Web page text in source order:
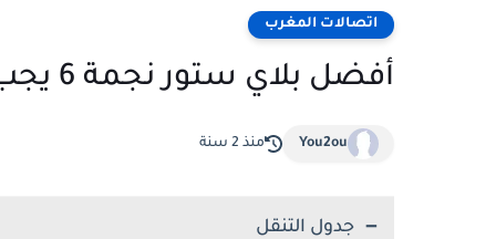
اتصالات المغرب
أفضل بلاي ستور نجمة 6 يجب أن يكون على هاتفك
You2ou منذ 2 سنة
جدول التنقل